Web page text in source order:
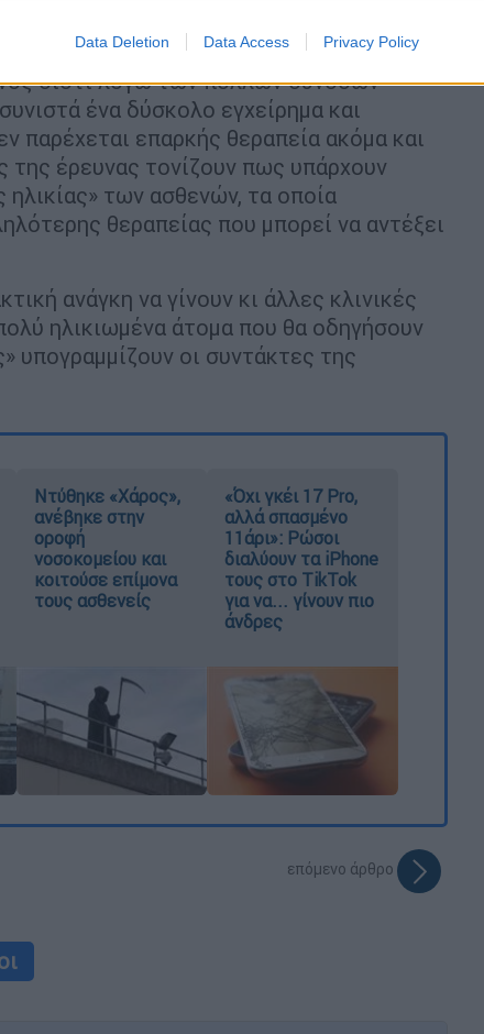
Data Deletion Data Access Privacy Policy
λιγότερο πιθανό να υποβληθούν σε
διότι λόγω των πολλών συνοδών
ένα δύσκολο εγχείρημα και
παρέχεται επαρκής θεραπεία ακόμα και
της έρευνας τονίζουν πως υπάρχουν
ηλικίας» των ασθενών, τα οποία
θεραπείας που μπορεί να αντέξει
ανάγκη να γίνουν κι άλλες κλινικές
ηλικιωμένα άτομα που θα οδηγήσουν
υπογραμμίζουν οι συντάκτες της
Ντύθηκε «Χάρος»,
ανέβηκε στην
οροφή
νοσοκομείου και
κοιτούσε επίμονα
τους ασθενείς
«Όχι γκέι 17 Pro,
αλλά σπασμένο
11άρι»: Ρώσοι
διαλύουν τα iPhone
τους στο TikTok
για να... γίνουν πιο
άνδρες
επόμενο άρθρο